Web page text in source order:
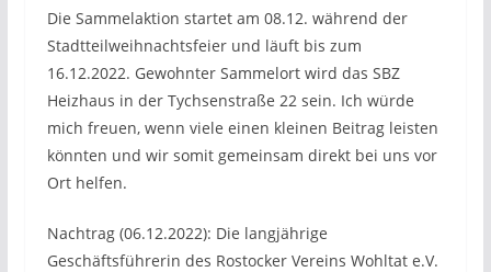
Die Sammelaktion startet am 08.12. während der
Stadtteilweihnachtsfeier und läuft bis zum
16.12.2022. Gewohnter Sammelort wird das SBZ
Heizhaus in der Tychsenstraße 22 sein. Ich würde
mich freuen, wenn viele einen kleinen Beitrag leisten
könnten und wir somit gemeinsam direkt bei uns vor
Ort helfen.
Nachtrag (06.12.2022): Die langjährige
Geschäftsführerin des Rostocker Vereins Wohltat e.V.